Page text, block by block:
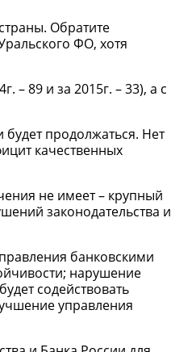
Обратите
ФО, хотя
– 89 и за 2015г. – 33), а с
продолжаться. Нет
качественных
не имеет – крупный
законодательства и
банковскими
нарушение
содействовать
управления